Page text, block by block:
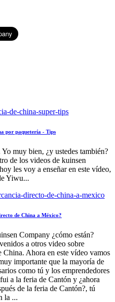
por paquetería - Tips
muy bien, ¿y ustedes también?
de los videos de kuinsen
les voy a enseñar en este vídeo,
Yiwu...
de China a México?
Company ¿cómo están?
a otros video sobre
Ahora en este vídeo vamos
importante que la mayoría de
como tú y los emprendedores
a la feria de Cantón y ¿ahora
de la feria de Cantón?, tú
la ...